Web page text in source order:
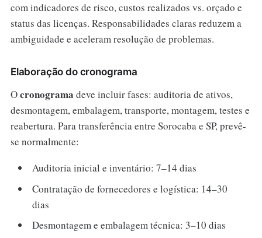
com indicadores de risco, custos realizados vs. orçado e
status das licenças. Responsabilidades claras reduzem a
ambiguidade e aceleram resolução de problemas.
Elaboração do cronograma
Ocronograma deve incluir fases: auditoria de ativos,
desmontagem, embalagem, transporte, montagem, testes e
reabertura. Para transferência entre Sorocaba e SP, prevê-
se normalmente:
Auditoria inicial e inventário: 7–14 dias
Contratação de fornecedores e logística: 14–30
dias
Desmontagem e embalagem técnica: 3–10 dias